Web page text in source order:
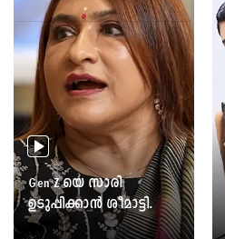
Gen Z യെ സാരി
ഉടുപ്പിക്കാൻ ശീമാട്ടി.